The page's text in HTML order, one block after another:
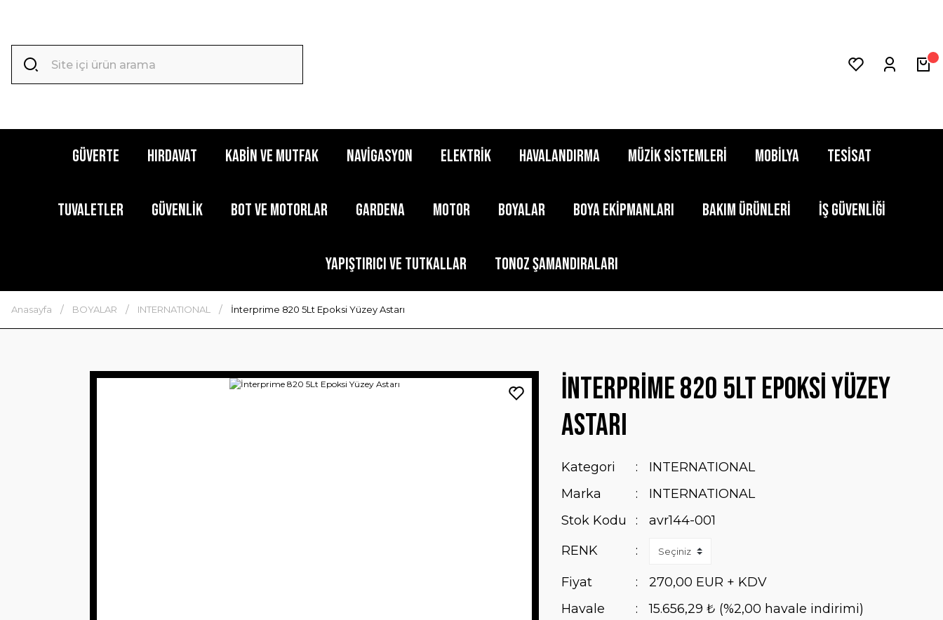
GÜVERTE HIRDAVAT KABİN ve MUTFAK NAVİGASYON ELEKTRİK HAVALANDIRMA MÜZİK SİSTEMLERİ MOBİLYA TESİSAT
TUVALETLER GÜVENLİK BOT ve MOTORLAR GARDENA MOTOR BOYALAR BOYA EKİPMANLARI BAKIM ÜRÜNLERİ İŞ GÜVENLİĞİ
YAPIŞTIRICI ve TUTKALLAR TONOZ ŞAMANDIRALARI
Anasayfa BOYALAR INTERNATIONAL İnterprime 820 5Lt Epoksi Yüzey Astarı
İnterprime 820 5Lt Epoksi Yüzey
Astarı
Kategori
INTERNATIONAL
Marka
INTERNATIONAL
Stok Kodu
avr144-001
RENK
Fiyat
270,00 EUR + KDV
Havale
15.656,29 ₺ (%2,00 havale indirimi)